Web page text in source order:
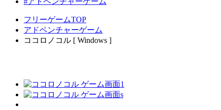
フリーゲームTOP
アドベンチャーゲーム
ココロノコル [ Windows ]